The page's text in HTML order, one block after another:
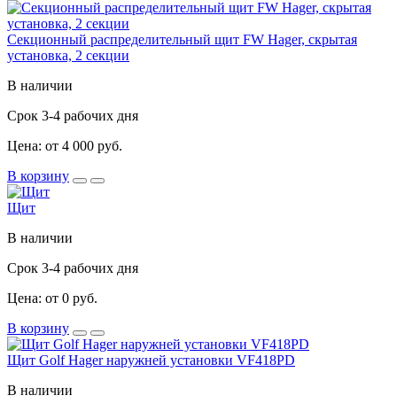
Секционный распределительный щит FW Hager, скрытая
установка, 2 секции
В наличии
Срок 3-4 рабочих дня
Цена: от 4 000 руб.
В корзину
Щит
В наличии
Срок 3-4 рабочих дня
Цена: от 0 руб.
В корзину
Щит Golf Hager наружней установки VF418PD
В наличии